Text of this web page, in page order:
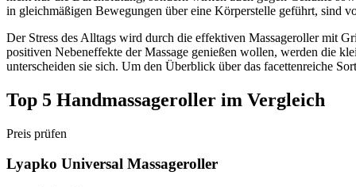
in gleichmäßigen Bewegungen über eine Körperstelle geführt, sind
Der Stress des Alltags wird durch die effektiven Massageroller mit
positiven Nebeneffekte der Massage genießen wollen, werden die
unterscheiden sie sich. Um den Überblick über das facettenreiche
Top 5 Handmassageroller im Vergleich
Preis prüfen
Lyapko Universal Massageroller